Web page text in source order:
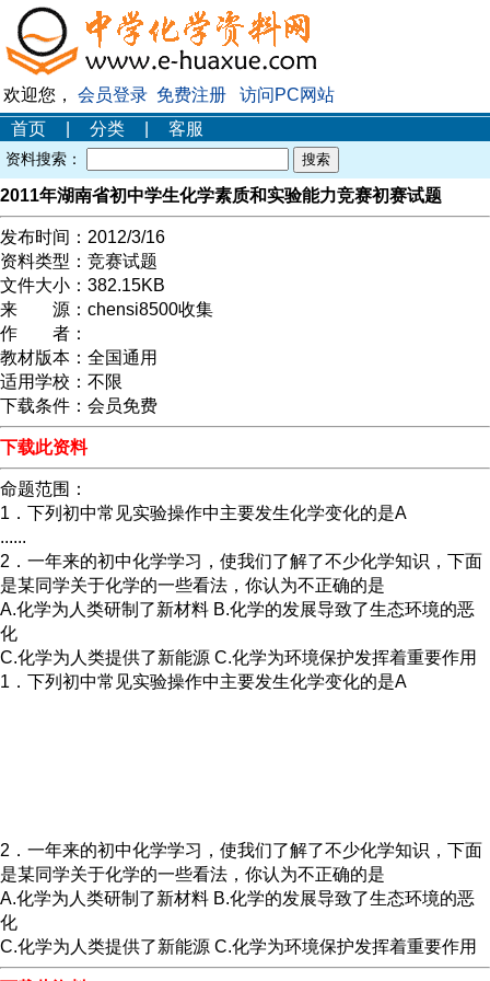
欢迎您， 会员登录 免费注册
访问PC网站
首页
分类 客服
资料搜索：
2011年湖南省初中学生化学素质和实验能力竞赛初赛试题
发布时间： 2012/3/16
资料类型： 竞赛试题
文件大小： 382.15KB
来 源： chensi8500收集
作 者：
教材版本： 全国通用
适用学校： 不限
下载条件： 会员免费
下载此资料
命题范围：
1．下列初中常见实验操作中主要发生化学变化的是A
......
2．一年来的初中化学学习，使我们了解了不少化学知识，下面
是某同学关于化学的一些看法，你认为不正确的是
A.化学为人类研制了新材料 B.化学的发展导致了生态环境的恶
化
C.化学为人类提供了新能源 C.化学为环境保护发挥着重要作用
1．下列初中常见实验操作中主要发生化学变化的是A
2．一年来的初中化学学习，使我们了解了不少化学知识，下面
是某同学关于化学的一些看法，你认为不正确的是
A.化学为人类研制了新材料 B.化学的发展导致了生态环境的恶
化
C.化学为人类提供了新能源 C.化学为环境保护发挥着重要作用